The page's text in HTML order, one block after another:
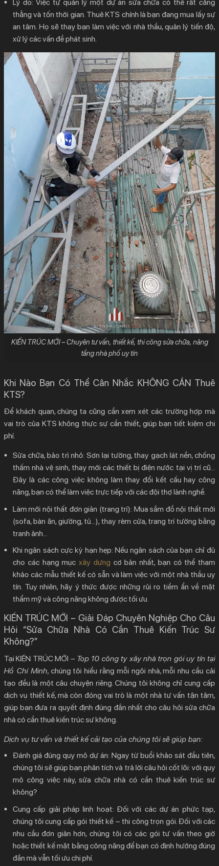
Lý do: Việc tự quản lý một dự án sửa chữa có thể rất căng
thẳng và tốn thời gian. Thuê KTS chính là bạn đang mua lấy sự
an tâm. Họ sẽ thay bạn làm việc với nhà thầu, quản lý tiến độ,
xử lý các vấn đề phát sinh.
KIẾN TRÚC MỚI – Chuyên tư vấn, thiết kế, thi công sửa chữa, nâng
tầng nhà phố uy tín
Khi Nào Bạn Có Thể Cân Nhắc KHÔNG CẦN Thuê
KTS?
Để khách quan, chúng ta cũng cần xem xét các trường hợp mà
vai trò của KTS không thực sự cần thiết, giúp bạn tiết kiệm chi
phí.
Sửa chữa, bảo trì nhỏ: Sơn lại tường, thay gạch lát nền, chống
thấm nhà vệ sinh, thay mới các thiết bị điện nước tại vị trí cũ…
Đây là các công việc không làm thay đổi kết cấu hay công
năng, bạn có thể làm việc trực tiếp với các đội thợ lành nghề.
Làm mới nội thất đơn giản (trang trí): Mua sắm đồ nội thất mới
(sofa, bàn ăn, giường, tủ…), thay rèm cửa, trang trí tường bằng
tranh ảnh…
Khi ngân sách cực kỳ hạn hẹp: Nếu ngân sách của bạn chỉ đủ
cho các hạng mục xây dựng cơ bản nhất, bạn có thể tham
khảo các mẫu thiết kế có sẵn và làm việc với một nhà thầu uy
tín. Tuy nhiên, hãy ý thức được những rủi ro tiềm ẩn về mặt
thẩm mỹ và công năng không được tối ưu.
KIẾN TRÚC MỚI – Giải Đáp Chuyên Nghiệp Cho Câu
Hỏi “Sửa Chữa Nhà Có Cần Thuê Kiến Trúc Sư
Không?”
TạiKIẾN TRÚC MỚI – Top 10 công ty xây nhà trọn gói uy tín tại
Hồ Chí Minh, chúng tôi hiểu rằng mỗi ngôi nhà, mỗi nhu cầu cải
tạo đều là một câu chuyện riêng. Chúng tôi không chỉ cung cấp
dịch vụ thiết kế, mà còn đóng vai trò là một nhà tư vấn tận tâm,
giúp bạn đưa ra quyết định đúng đắn nhất cho câu hỏi sửa chữa
nhà có cần thuê kiến trúc sư không.
Dịch vụ tư vấn và thiết kế cải tạo của chúng tôi sẽ giúp bạn:
Đánh giá đúng quy mô dự án: Ngay từ buổi khảo sát đầu tiên,
chúng tôi sẽ giúp bạn phân tích và trả lời câu hỏi cốt lõi: với quy
mô công việc này,sửa chữa nhà có cần thuê kiến trúc sư
không?
Cung cấp giải pháp linh hoạt: Đối với các dự án phức tạp,
chúng tôi cung cấp gói thiết kế – thi công trọn gói. Đối với các
nhu cầu đơn giản hơn, chúng tôi có các gói tư vấn theo giờ
hoặc thiết kế mặt bằng công năng để bạn có định hướng đúng
đắn mà vẫn tối ưu chi phí.